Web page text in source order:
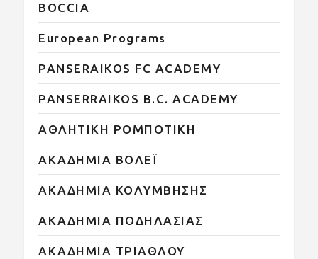
BOCCIA
European Programs
PANSERAIKOS FC ACADEMY
PANSERRAIKOS B.C. ACADEMY
ΑΘΛΗΤΙΚΗ ΡΟΜΠΟΤΙΚΗ
ΑΚΑΔΗΜΙΑ ΒΟΛΕΪ
ΑΚΑΔΗΜΙΑ ΚΟΛΥΜΒΗΣΗΣ
ΑΚΑΔΗΜΙΑ ΠΟΔΗΛΑΣΙΑΣ
ΑΚΑΔΗΜΙΑ ΤΡΙΑΘΛΟΥ